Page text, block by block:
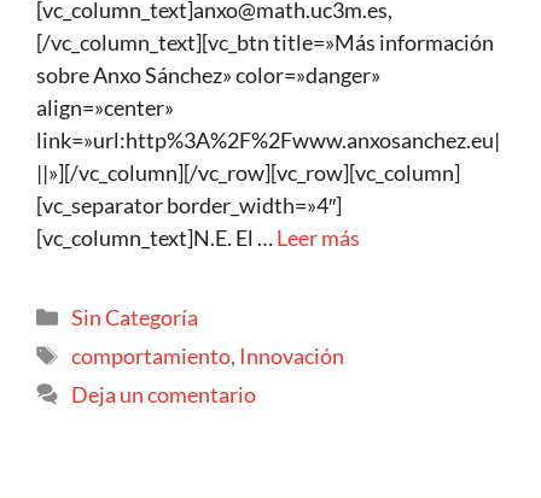
[vc_column_text]anxo@math.uc3m.es,
[/vc_column_text][vc_btn title=»Más información
sobre Anxo Sánchez» color=»danger»
align=»center»
link=»url:http%3A%2F%2Fwww.anxosanchez.eu|
||»][/vc_column][/vc_row][vc_row][vc_column]
[vc_separator border_width=»4″]
[vc_column_text]N.E. El …Leer más
Sin Categoría
comportamiento, Innovación
Deja un comentario